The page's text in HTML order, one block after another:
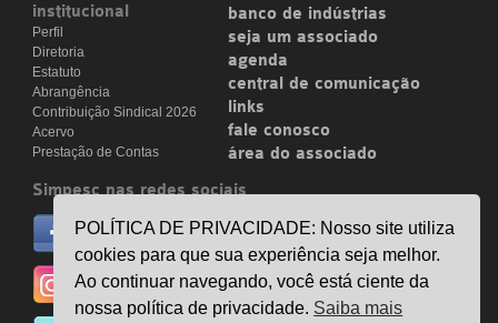
institucional
Perfil
Diretoria
Estatuto
Abrangência
Contribuição Sindical 2026
Acervo
Prestação de Contas
banco de indústrias
seja um associado
agenda
central de comunicação
links
fale conosco
área do associado
Simpesc nas redes sociais
no facebook
/simpesc
no instagram
@simpescplasticos
POLÍTICA DE PRIVACIDADE: Nosso site utiliza
cookies para que sua experiência seja melhor.
Ao continuar navegando, você está ciente da
nossa política de privacidade. Saiba mais